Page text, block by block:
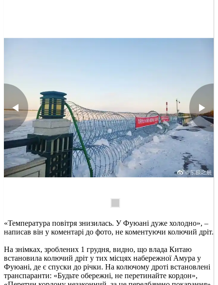
«Температура повітря знизилась. У Фуюані дуже холодно», –
написав він у коментарі до фото, не коментуючи колючий дріт.
На знімках, зроблених 1 грудня, видно, що влада Китаю
встановила колючий дріт у тих місцях набережної Амура у
Фуюані, де є спуски до річки. На колючому дроті встановлені
транспаранти: «Будьте обережні, не перетинайте кордон»,